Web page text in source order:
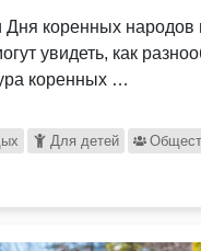
Дня коренных народов
увидеть, как
коренных …
Для детей